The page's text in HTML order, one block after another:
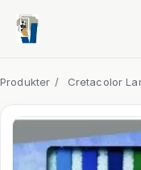
Produkter / Cretacolor